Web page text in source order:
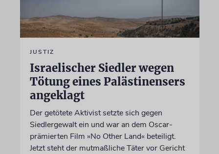
JUSTIZ
Israelischer Siedler wegen
Tötung eines Palästinensers
angeklagt
Der getötete Aktivist setzte sich gegen
Siedlergewalt ein und war an dem Oscar-
prämierten Film »No Other Land« beteiligt.
Jetzt steht der mutmaßliche Täter vor Gericht